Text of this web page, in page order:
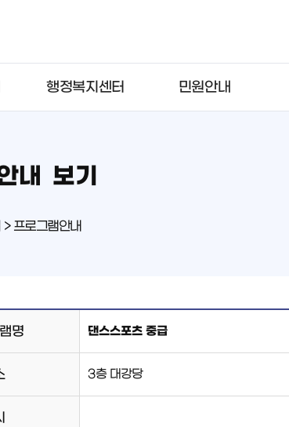
행정복지센터 민원안내
내 보기
프로그램안내
명 댄스스포츠 중급
3층 대강당